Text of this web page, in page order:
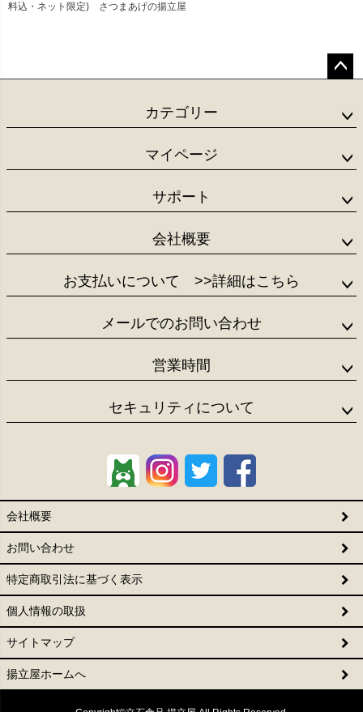
料込・ネット限定) さつまあげの揚立屋
ップ
カテゴリー
マイページ
サポート
会社概要
お支払いについて >>詳細はこちら
メールでのお問い合わせ
営業時間
セキュリティについて
会社概要
お問い合わせ
特定商取引法に基づく表示
個人情報の取扱
サイトマップ
揚立屋ホームへ